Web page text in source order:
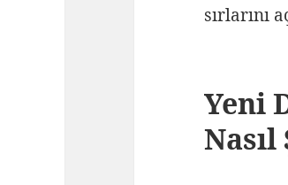
sırlarını
Yeni